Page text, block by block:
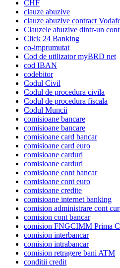
CHF
clauze abuzive
clauze abuzive contract
Clauzele abuzive dintr-un
Click 24 Banking
co-imprumutat
Cod de utilizator myBRD net
cod IBAN
codebitor
Codul Civil
Codul de procedura civila
Codul de procedura fiscala
Codul Muncii
comisioane bancare
comisioane bancare
comisioane card bancar
comisioane card euro
comisioane carduri
comisioane carduri
comisioane cont bancar
comisioane cont euro
comisioane credite
comisioane internet banking
comision administrare cont
comision cont bancar
comision FNGCIMM Prima
comision interbancar
comision intrabancar
comision retragere bani ATM
conditii credit